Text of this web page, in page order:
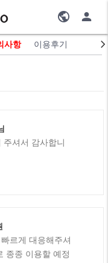
사항 이용후기
셔서 감사합니
르게 대응해주셔
종종 이용할 예정